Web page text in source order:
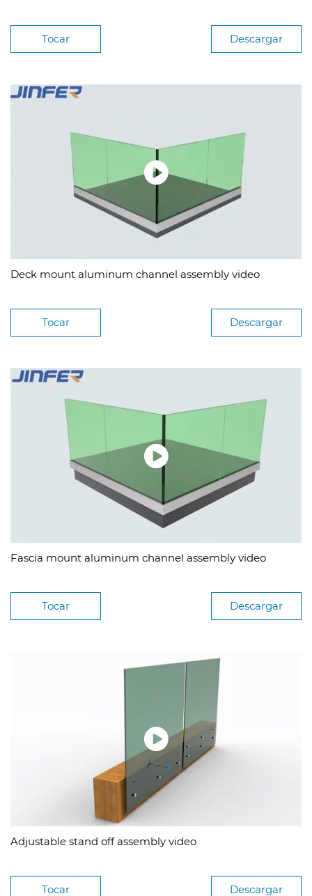
Tocar Descargar
Tocar
Deck mount aluminum channel assembly video
Descargar
Tocar
Fascia mount aluminum channel assembly video
Descargar
Tocar
Adjustable stand off assembly video
Descargar